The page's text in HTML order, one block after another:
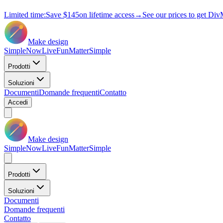
Limited time:Save $145on lifetime access→ See our prices to get
Make design
SimpleNowLiveFunMatterSimple
Prodotti
Soluzioni
DocumentiDomande frequentiContatto
Accedi
Make design
SimpleNowLiveFunMatterSimple
Prodotti
Soluzioni
Documenti
Domande frequenti
Contatto